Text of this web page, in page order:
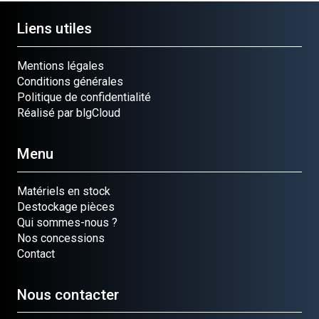
Liens utiles
Mentions légales
Conditions générales
Politique de confidentialité
Réalisé par blgCloud
Menu
Matériels en stock
Destockage pièces
Qui sommes-nous ?
Nos concessions
Contact
Nous contacter